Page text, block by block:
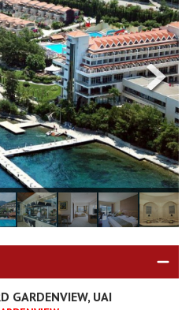
КОНТАКТИ
Запитване
GARDENVIEW, UAI